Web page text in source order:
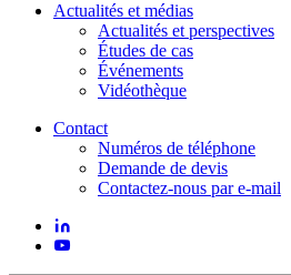
Actualités et médias
Actualités et perspectives
Études de cas
Événements
Vidéothèque
Contact
Numéros de téléphone
Demande de devis
Contactez-nous par e-mail